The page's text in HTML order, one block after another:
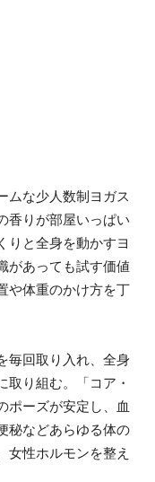
ムな少人数制ヨガス
香りが部屋いっぱい
りと全身を動かすヨ
があっても試す価値
や体重のかけ方を丁
毎回取り入れ、全身
り組む。「コア・
ポーズが安定し、血
秘などあらゆる体の
女性ホルモンを整え